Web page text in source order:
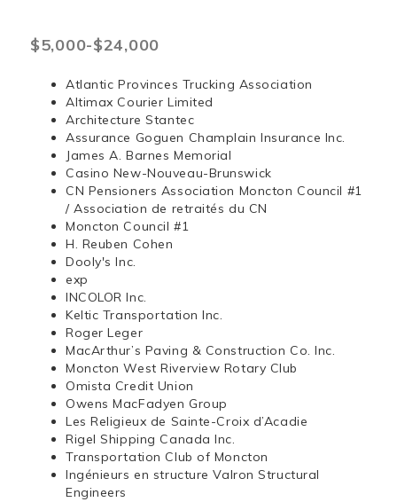
$5,000-$24,000
Atlantic Provinces Trucking Association
Altimax Courier Limited
Architecture Stantec
Assurance Goguen Champlain Insurance Inc.
James A. Barnes Memorial
Casino New-Nouveau-Brunswick
CN Pensioners Association Moncton Council #1
/ Association de retraités du CN
Moncton Council #1
H. Reuben Cohen
Dooly's Inc.
exp
INCOLOR Inc.
Keltic Transportation Inc.
Roger Leger
MacArthur’s Paving & Construction Co. Inc.
Moncton West Riverview Rotary Club
Omista Credit Union
Owens MacFadyen Group
Les Religieux de Sainte-Croix d’Acadie
Rigel Shipping Canada Inc.
Transportation Club of Moncton
Ingénieurs en structure Valron Structural
Engineers